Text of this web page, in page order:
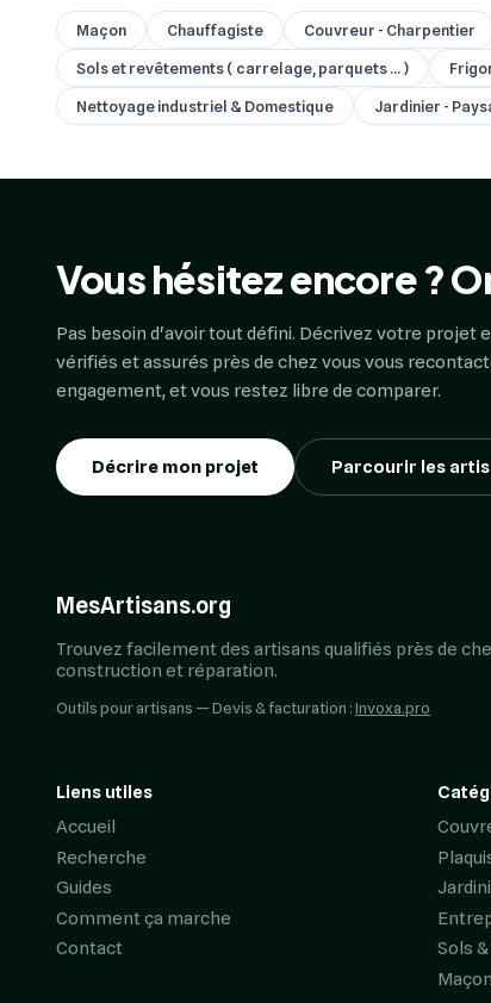
Maçon Chauffagiste
Couvreur - Charpentier
Sols et revêtements ( carrelage, parquets ... )
Nettoyage industriel & Domestique
Jardinier -
Vous hésitez encore ?
Pas besoin d'avoir tout défini. Décrivez votre projet
vérifiés et assurés près de chez vous vous
engagement, et vous restez libre de comparer.
Décrire mon projet Parcourir les
MesArtisans.org
Trouvez facilement des artisans qualifiés près de
construction et réparation.
Outils pour artisans — Devis & facturation :Invoxa.pro
Liens utiles
Accueil
Recherche
Guides
Comment ça marche
Contact
Sols